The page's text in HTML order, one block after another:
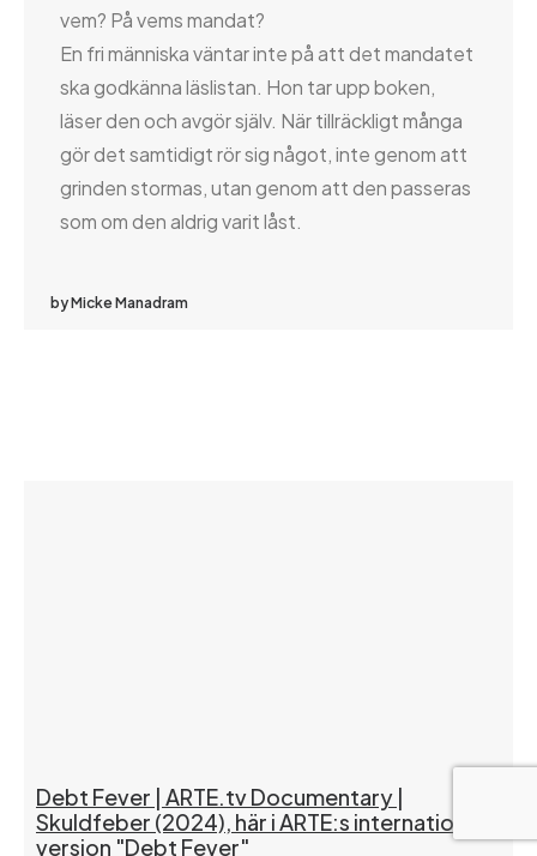
vem? På vems mandat?
En fri människa väntar inte på att det mandatet
ska godkänna läslistan. Hon tar upp boken,
läser den och avgör själv. När tillräckligt många
gör det samtidigt rör sig något, inte genom att
grinden stormas, utan genom att den passeras
som om den aldrig varit låst.
by Micke Manadram
Debt Fever | ARTE.tv Documentary |
Skuldfeber (2024), här i ARTE:s internationella
version "Debt Fever"